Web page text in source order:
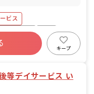
す。
な仕事内容
初めての方でも、不安
るように経験豊富の職員
体制を整えています！ ・
記録、連絡帳等の作成 ・
画 ・保護者の方とのコミ
） ※同じ学校や同じ方
ビス
会保険完備
有給
昇給昇進あり
キープ
等デイサービス い